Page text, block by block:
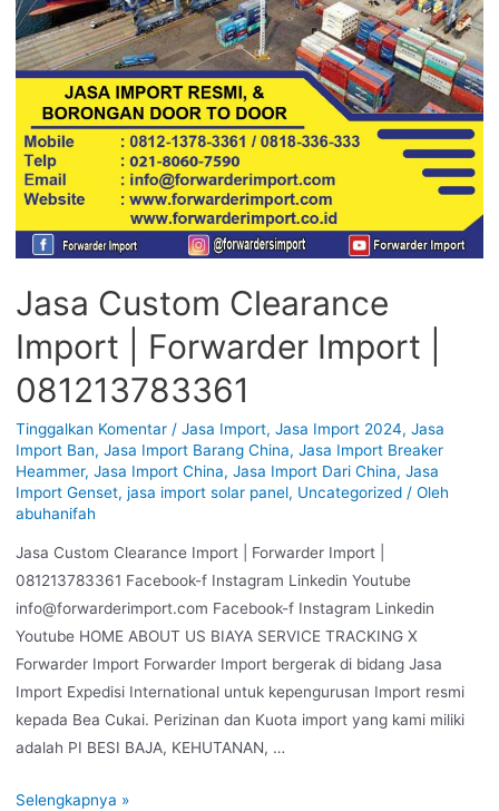
Jasa Custom Clearance
Import | Forwarder Import |
081213783361
Tinggalkan Komentar / Jasa Import, Jasa Import 2024, Jasa
Import Ban, Jasa Import Barang China, Jasa Import Breaker
Heammer, Jasa Import China, Jasa Import Dari China, Jasa
Import Genset, jasa import solar panel, Uncategorized/ Oleh
abuhanifah
Jasa Custom Clearance Import | Forwarder Import |
081213783361 Facebook-f Instagram Linkedin Youtube
info@forwarderimport.com Facebook-f Instagram Linkedin
Youtube HOME ABOUT US BIAYA SERVICE TRACKING X
Forwarder Import Forwarder Import bergerak di bidang Jasa
Import Expedisi International untuk kepengurusan Import resmi
kepada Bea Cukai. Perizinan dan Kuota import yang kami miliki
adalah PI BESI BAJA, KEHUTANAN, …
Selengkapnya »